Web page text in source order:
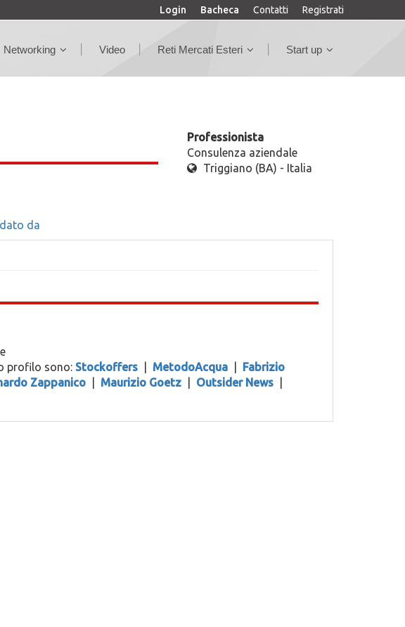
Login Bacheca Contatti Registrati
Networking Video Reti Mercati Esteri Start up
Professionista
Consulenza aziendale
Triggiano (BA) - Italia
da
profilo sono: Stockoffers MetodoAcqua
Fabrizio
Zappanico Maurizio Goetz Outsider News